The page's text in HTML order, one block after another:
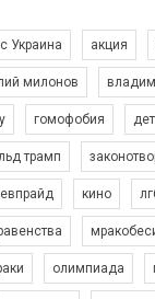
Украина акция
милонов
гомофобия
трамп
кино
олимпиада